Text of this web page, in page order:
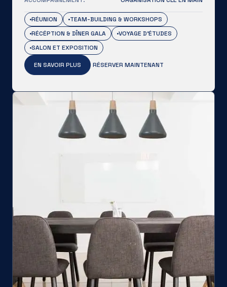
RÉUNION
TEAM-BUILDING & WORKSHOPS
RÉCÉPTION & DÎNER GALA
VOYAGE D’ÉTUDES
SALON ET EXPOSITION
EN SAVOIR PLUS RÉSERVER MAINTENANT